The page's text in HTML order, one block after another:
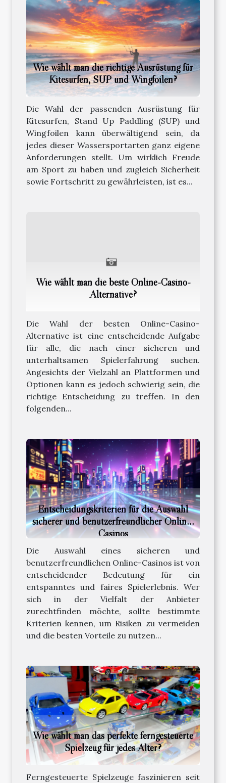
Wie wählt man die richtige Ausrüstung für
Kitesurfen, SUP und Wingfoilen?
Die Wahl der passenden Ausrüstung für
Kitesurfen, Stand Up Paddling (SUP) und
Wingfoilen kann überwältigend sein, da
jedes dieser Wassersportarten ganz eigene
Anforderungen stellt. Um wirklich Freude
am Sport zu haben und zugleich Sicherheit
sowie Fortschritt zu gewährleisten, ist es...
Wie wählt man die beste Online-Casino-
Alternative?
Die Wahl der besten Online-Casino-
Alternative ist eine entscheidende Aufgabe
für alle, die nach einer sicheren und
unterhaltsamen Spielerfahrung suchen.
Angesichts der Vielzahl an Plattformen und
Optionen kann es jedoch schwierig sein, die
richtige Entscheidung zu treffen. In den
folgenden...
Entscheidungskriterien für die Auswahl
sicherer und benutzerfreundlicher Online-
Casinos
Die Auswahl eines sicheren und
benutzerfreundlichen Online-Casinos ist von
entscheidender Bedeutung für ein
entspanntes und faires Spielerlebnis. Wer
sich in der Vielfalt der Anbieter
zurechtfinden möchte, sollte bestimmte
Kriterien kennen, um Risiken zu vermeiden
und die besten Vorteile zu nutzen...
Wie wählt man das perfekte ferngesteuerte
Spielzeug für jedes Alter?
Ferngesteuerte Spielzeuge faszinieren seit